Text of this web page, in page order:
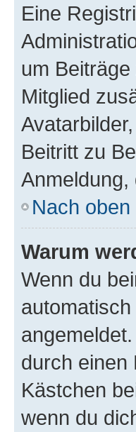
Eine
um
Mitglied
Beitritt zu
Nach oben
Warum
Wenn du
durch einen
Kästchen
wenn du